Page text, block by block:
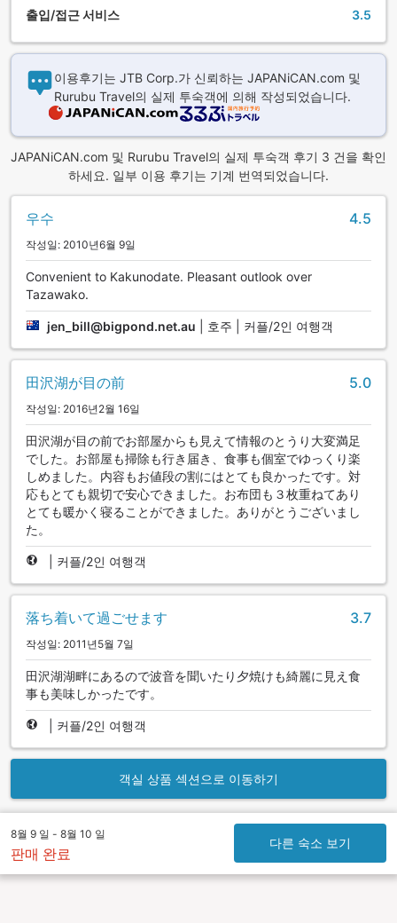
출입/접근 서비스 3.5
이용후기는 JTB Corp.가 신뢰하는 JAPANiCAN.com 및
Rurubu Travel의 실제 투숙객에 의해 작성되었습니다.
JAPANiCAN.com 및 Rurubu Travel의 실제 투숙객 후기 3 건을 확인
하세요. 일부 이용 후기는 기계 번역되었습니다.
우수 4.5
작성일: 2010년6월 9일
Convenient to Kakunodate. Pleasant outlook over
Tazawako.
jen_bill@bigpond.net.au 호주 | 커플/2인 여행객
田沢湖が目の前 5.0
작성일: 2016년2월 16일
田沢湖が目の前でお部屋からも見えて情報のとうり大変満足
でした。お部屋も掃除も行き届き、食事も個室でゆっくり楽
しめました。内容もお値段の割にはとても良かったです。対
応もとても親切で安心できました。お布団も３枚重ねてあり
とても暖かく寝ることができました。ありがとうございまし
た。
커플/2인 여행객
落ち着いて過ごせます 3.7
작성일: 2011년5월 7일
田沢湖湖畔にあるので波音を聞いたり夕焼けも綺麗に見え食
事も美味しかったです。
커플/2인 여행객
객실 상품 섹션으로 이동하기
8월 9 일 - 8월 10 일
판매 완료
다른 숙소 보기